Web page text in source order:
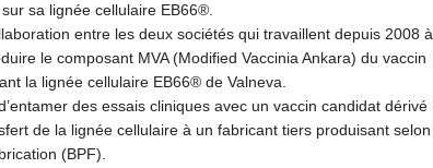
sa lignée cellulaire EB66®.
entre les deux sociétés qui travaillent depuis 2008 à
le composant MVA (Modified Vaccinia Ankara) du vaccin
la lignée cellulaire EB66® de Valneva.
des essais cliniques avec un vaccin candidat dérivé
de la lignée cellulaire à un fabricant tiers produisant selon
(BPF).